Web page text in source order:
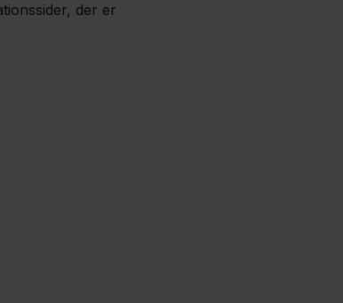
der er